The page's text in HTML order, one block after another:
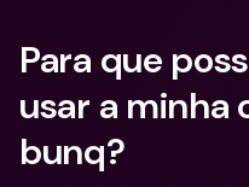
Para que
usar a minha
bunq?